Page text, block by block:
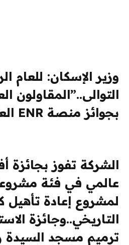
وزير الإسكان: للعام
التوالى..”المقاولون
بجوائز منصة ENR العالمية
الشركة تفوز
عالمي في فئة
لمشروع إعادة تأهيل
التاريخي..وجائزة
ترميم مسجد السيدة